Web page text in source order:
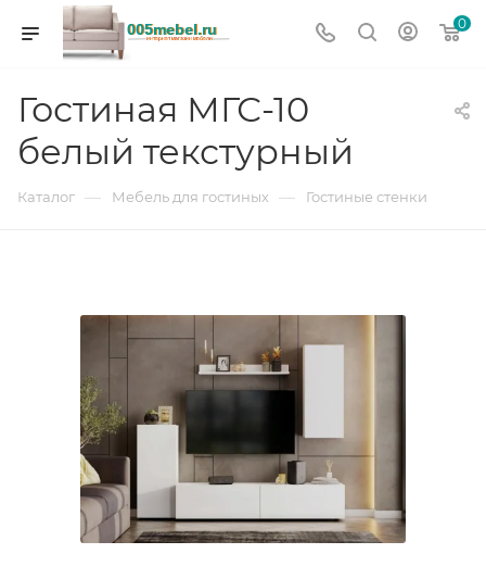
0
Гостиная МГС-10
белый текстурный
Каталог — Мебель для гостиных — Гостиные стенки